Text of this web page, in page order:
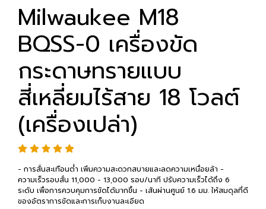
Milwaukee M18
BQSS-0 เครื่องขัด
กระดาษทรายแบบ
สี่เหลี่ยมไร้สาย 18 โวลต์
(เครื่องเปล่า)
- การสั่นสะเทือนต่ำ เพิ่มความสะดวกสบายและลดความเหนื่อยล้า -
ความเร็วรอบสั่น 11,000 - 13,000 รอบ/นาที ปรับความเร็วได้ถึง 6
ระดับ เพื่อการควบคุมการขัดได้มากขึ้น - เส้นผ่านศูนย์ 1.6 มม. ให้สมดุลที่ดี
ของอัตราการขัดและการเก็บงานละเอียด